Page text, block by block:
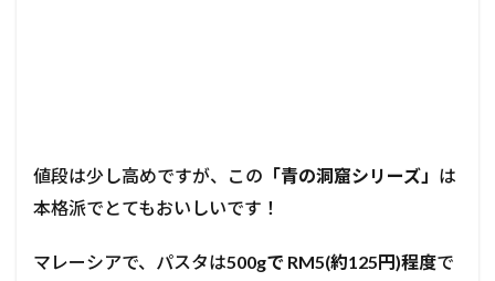
値段は少し高めですが、この 「青の洞窟シリーズ」 は
本格派でとてもおいしいです！
マレーシアで、パスタは500gで RM5(約125円)程度で